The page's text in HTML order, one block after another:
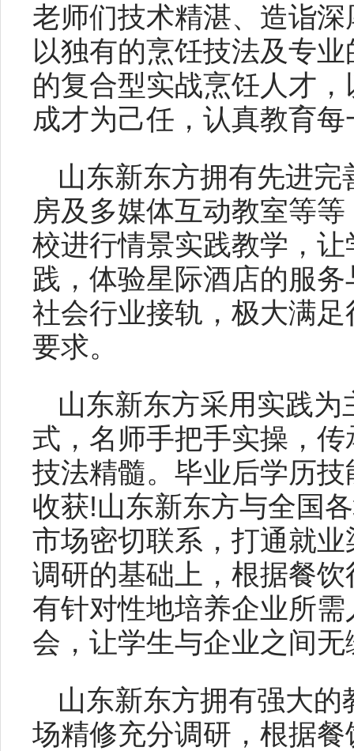
老师们技术精湛、造诣
以独有的烹饪技法及专
的复合型实战烹饪人才
成才为己任，认真教育
山东新东方拥有先进
房及多媒体互动教室等
校进行情景实践教学，
践，体验星际酒店的服
社会行业接轨，极大满
要求。
山东新东方采用实践
式，名师手把手实操，
技法精髓。毕业后学历
收获!山东新东方与全国
市场密切联系，打通就
调研的基础上，根据餐
有针对性地培养企业所
会，让学生与企业之间
山东新东方拥有强大
场精修充分调研，根据